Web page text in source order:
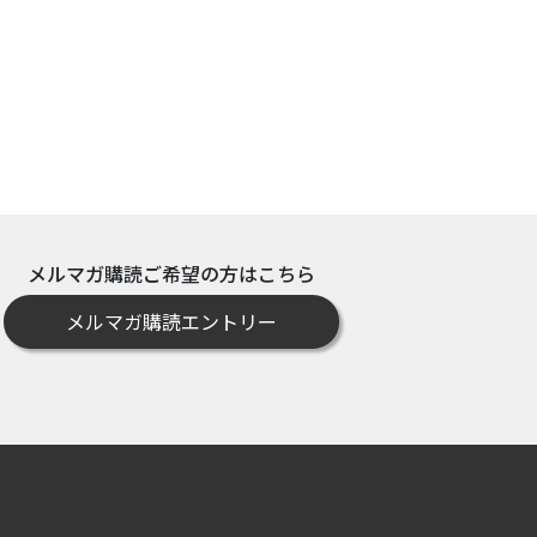
メルマガ購読ご希望の方はこちら
メルマガ購読エントリー